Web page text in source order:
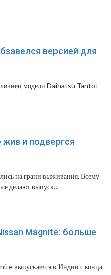
версией для
модели Daihatsu Tanto:
и подвергся
на грани выживания. Всему
делают выпуск...
Magnite: больше
выпускается в Индии с конца